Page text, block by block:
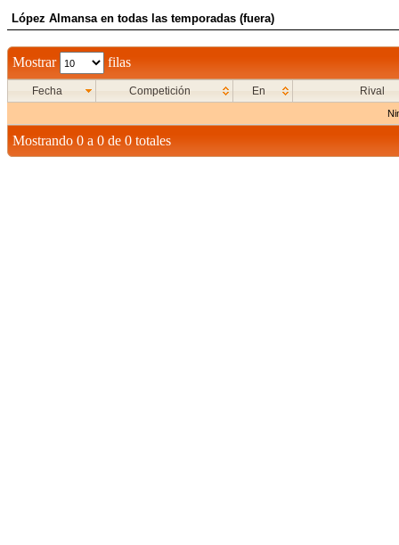
López Almansa en todas las temporadas (fuera)
Mostrar filas
Fecha Competición En Rival
Mostrando 0 a 0 de 0 totales